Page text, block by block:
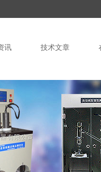
讯 技术文章